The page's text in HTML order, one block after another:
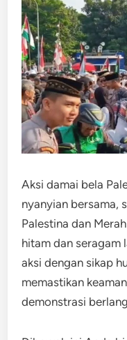
Aksi damai bela
nyanyian bersama,
Palestina dan
hitam dan seragam
aksi dengan sikap
memastikan
demonstrasi